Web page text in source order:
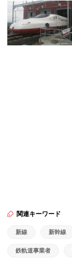
関連キーワード
新線 新幹線
鉄軌道事業者